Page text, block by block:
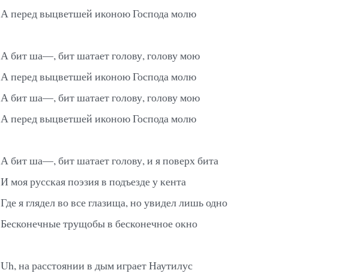
А перед выцветшей иконою Господа молю
А бит ша—, бит шатает голову, голову мою
А перед выцветшей иконою Господа молю
А бит ша—, бит шатает голову, голову мою
А перед выцветшей иконою Господа молю
А бит ша—, бит шатает голову, и я поверх бита
И моя русская поэзия в подъезде у кента
Где я глядел во все глазища, но увидел лишь одно
Бесконечные трущобы в бесконечное окно
Uh, на расстоянии в дым играет Наутилус